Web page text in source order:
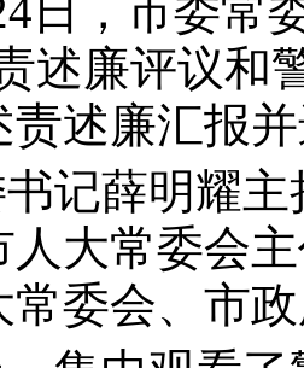
日，市委常
述廉评议和
责述廉汇报
记薛明耀
人大常委会
常委会、市